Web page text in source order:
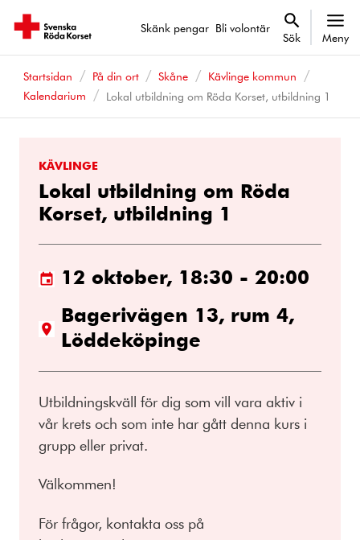
Skänk pengar Bli volontär
Sök Meny
Startsidan På din ort Skåne
Kävlinge kommun
Kalendarium
Lokal utbildning om Röda Korset, utbildning 1
KÄVLINGE
Lokal utbildning om Röda
Korset, utbildning 1
12 oktober, 18:30 - 20:00
Bagerivägen 13, rum 4,
Löddeköpinge
Utbildningskväll för dig som vill vara aktiv i
vår krets och som inte har gått denna kurs i
grupp eller privat.
Välkommen!
För frågor, kontakta oss på